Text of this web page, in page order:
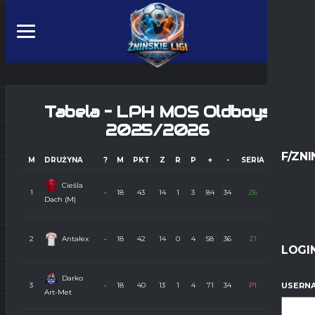
F/
Tabela – LPH MOS Oldboys
2025/2026
M DRUŻYNA ? M PKT Z R P + - SERIA FORMA
1
Cieśla
Dach (M)
- 18 43 14 1 3 84 34 Z6
2 Antałex - 18 42 14 0 4 58 36 Z1
Z
3
Darko
Art-Met
- 18 40 13 1 4 71 34 P1
Z
Z
P